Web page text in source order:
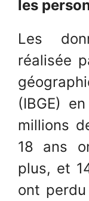
les
Les
réalisée
(IBGE)
millions
18 ans
plus, et
ont